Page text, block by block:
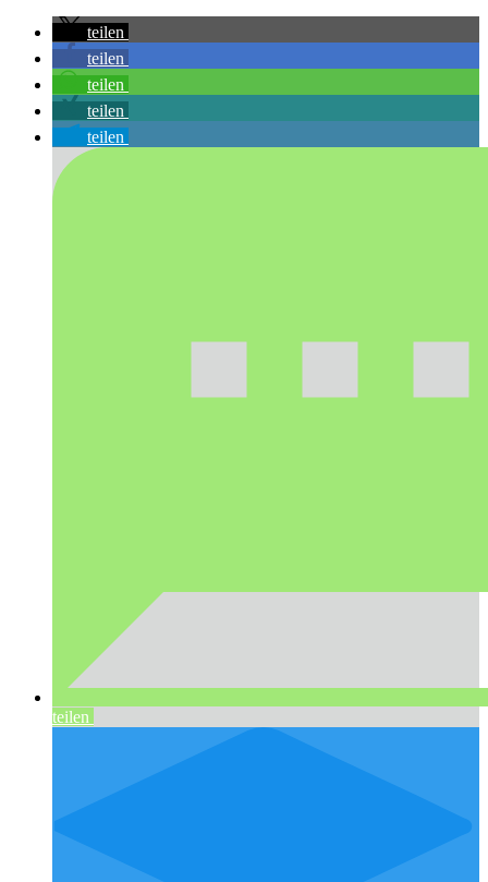
teilen
teilen
teilen
teilen
teilen
teilen